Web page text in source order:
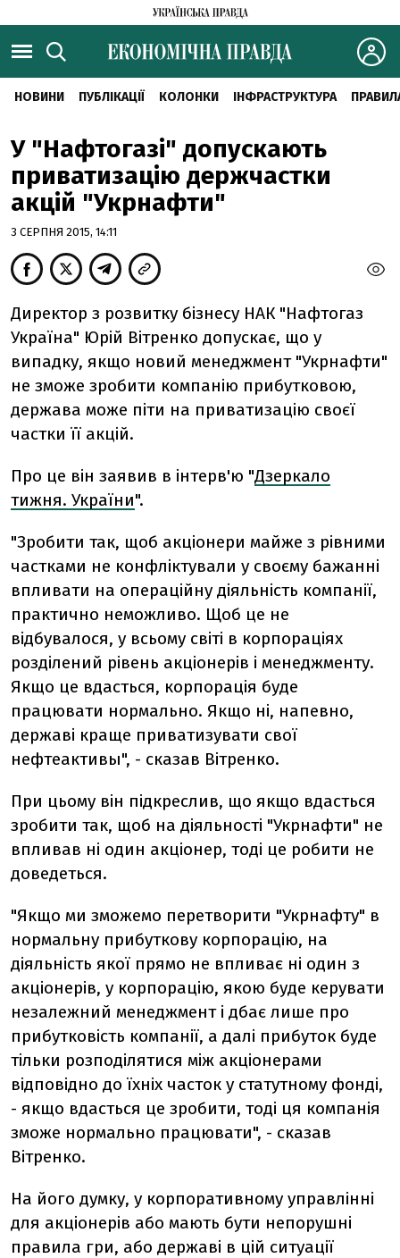
НОВИНИ ПУБЛІКАЦІЇ КОЛОНКИ ІНФРАСТРУКТУРА
У "Нафтогазі" допускають
приватизацію держчастки
акцій "Укрнафти"
3 СЕРПНЯ 2015, 14:11
Директор з розвитку бізнесу НАК "Нафтогаз
Україна" Юрій Вітренко допускає, що у
випадку, якщо новий менеджмент "Укрнафти"
не зможе зробити компанію прибутковою,
держава може піти на приватизацію своєї
частки її акцій.
Про це він заявив в інтерв'ю "Дзеркало
тижня. України".
"Зробити так, щоб акціонери майже з рівними
частками не конфліктували у своєму бажанні
впливати на операційну діяльність компанії,
практично неможливо. Щоб це не
відбувалося, у всьому світі в корпораціях
розділений рівень акціонерів і менеджменту.
Якщо це вдасться, корпорація буде
працювати нормально. Якщо ні, напевно,
державі краще приватизувати свої
нефтеактивы", - сказав Вітренко.
При цьому він підкреслив, що якщо вдасться
зробити так, щоб на діяльності "Укрнафти" не
впливав ні один акціонер, тоді це робити не
доведеться.
"Якщо ми зможемо перетворити "Укрнафту" в
нормальну прибуткову корпорацію, на
діяльність якої прямо не впливає ні один з
акціонерів, у корпорацію, якою буде керувати
незалежний менеджмент і дбає лише про
прибутковість компанії, а далі прибуток буде
тільки розподілятися між акціонерами
відповідно до їхніх часток у статутному фонді,
- якщо вдасться це зробити, тоді ця компанія
зможе нормально працювати", - сказав
Вітренко.
На його думку, у корпоративному управлінні
для акціонерів або мають бути непорушні
правила гри, або державі в цій ситуації